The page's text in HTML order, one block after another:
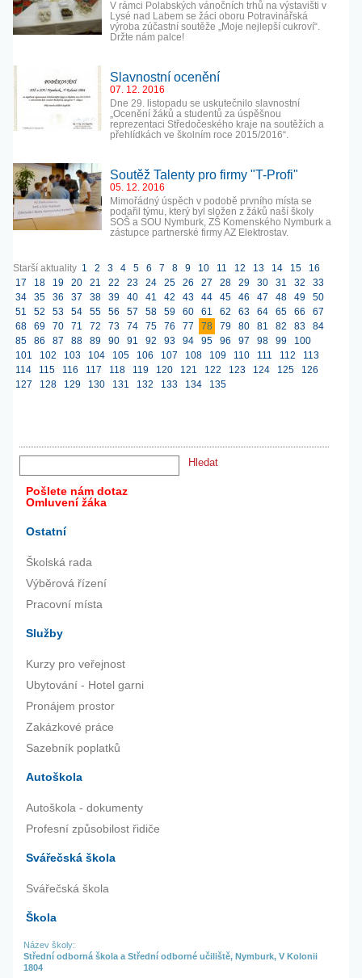
V rámci Polabských vánočních trhů na výstavišti v
Lysé nad Labem se žáci oboru Potravinářská
výroba zúčastní soutěže „Moje nejlepší cukroví“.
Držte nám palce!
Slavnostní ocenění
07. 12. 2016
Dne 29. listopadu se uskutečnilo slavnostní
„Ocenění žáků a studentů za úspěšnou
reprezentaci Středočeského kraje na soutěžích a
přehlídkách ve školním roce 2015/2016“.
Soutěž Talenty pro firmy "T-Profi"
05. 12. 2016
Mimořádný úspěch v podobě prvního místa se
podařil týmu, který byl složen z žáků naší školy
SOŠ a SOU Nymburk, ZŠ Komenského Nymburk a
zástupce partnerské firmy AZ Elektrostav.
Starší aktuality 1 2 3 4 5 6 7 8 9 10 11 12 13 14 15
16
17
18 19 20 21 22 23 24 25 26 27 28 29 30 31 32
33
34
35 36 37 38 39 40 41 42 43 44 45 46 47 48 49
50
51
52 53 54 55 56 57 58 59 60 61 62 63 64 65 66
67
68
69 70 71 72 73 74 75 76 77 78 79 80 81 82 83
84
85
86 87 88 89 90 91 92 93 94 95 96 97 98 99
100
101
102 103 104 105 106 107 108 109 110 111 112
113
114
115 116 117 118 119 120 121 122 123 124 125
126
127
128 129 130 131 132 133 134 135
Pošlete nám dotaz
Omluvení žáka
Ostatní
Školská rada
Výběrová řízení
Pracovní místa
Služby
Kurzy pro veřejnost
Ubytování - Hotel garni
Pronájem prostor
Zakázkové práce
Sazebník poplatků
Autoškola
Autoškola - dokumenty
Profesní způsobilost řidiče
Svářečská škola
Svářečská škola
Škola
Název školy:
Střední odborná škola a Střední odborné učiliště, Nymburk, V Kolonii
1804